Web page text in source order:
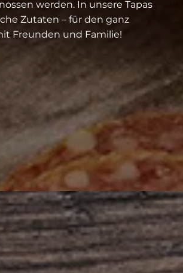
werden. In unsere Tapas
Zutaten – für den ganz
Freunden und Familie!